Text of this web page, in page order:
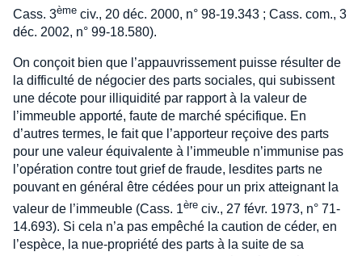
Cass. 3ème civ., 20 déc. 2000, n° 98-19.343 ; Cass. com., 3
déc. 2002, n° 99-18.580).
On conçoit bien que l’appauvrissement puisse résulter de
la difficulté de négocier des parts sociales, qui subissent
une décote pour illiquidité par rapport à la valeur de
l’immeuble apporté, faute de marché spécifique. En
d’autres termes, le fait que l’apporteur reçoive des parts
pour une valeur équivalente à l’immeuble n’immunise pas
l’opération contre tout grief de fraude, lesdites parts ne
pouvant en général être cédées pour un prix atteignant la
valeur de l’immeuble (Cass. 1ère civ., 27 févr. 1973, n° 71-
14.693). Si cela n’a pas empêché la caution de céder, en
l’espèce, la nue-propriété des parts à la suite de sa